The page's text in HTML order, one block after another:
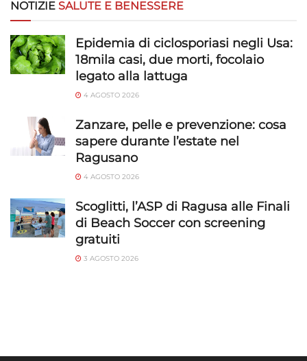
NOTIZIE SALUTE E BENESSERE
Epidemia di ciclosporiasi negli Usa:
18mila casi, due morti, focolaio
legato alla lattuga
4 AGOSTO 2026
Zanzare, pelle e prevenzione: cosa
sapere durante l’estate nel
Ragusano
4 AGOSTO 2026
Scoglitti, l’ASP di Ragusa alle Finali
di Beach Soccer con screening
gratuiti
3 AGOSTO 2026